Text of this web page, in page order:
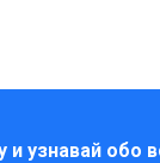
узнавай обо